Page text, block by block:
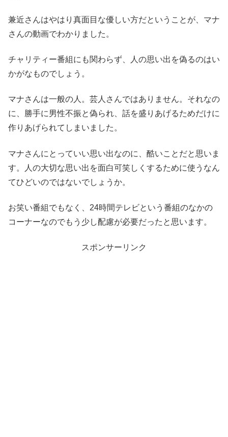
兼近さんはやはり真面目な優しい方だということが、マナ
さんの動画でわかりました。
チャリティー番組にも関わらず、人の思い出を偽るのはい
かがなものでしょう。
マナさんは一般の人。芸人さんではありません。それなの
に、勝手に男性不振と偽られ、話を盛りあげるためだけに
作りあげられてしまいました。
マナさんにとっていい思い出なのに、酷いことだと思いま
す。人の大切な思い出を面白可笑しくするために使うなん
てひどいのではないでしょうか。
お笑い番組でもなく、24時間テレビという番組のなかの
コーナーなのでもう少し配慮が必要だったと思います。
スポンサーリンク